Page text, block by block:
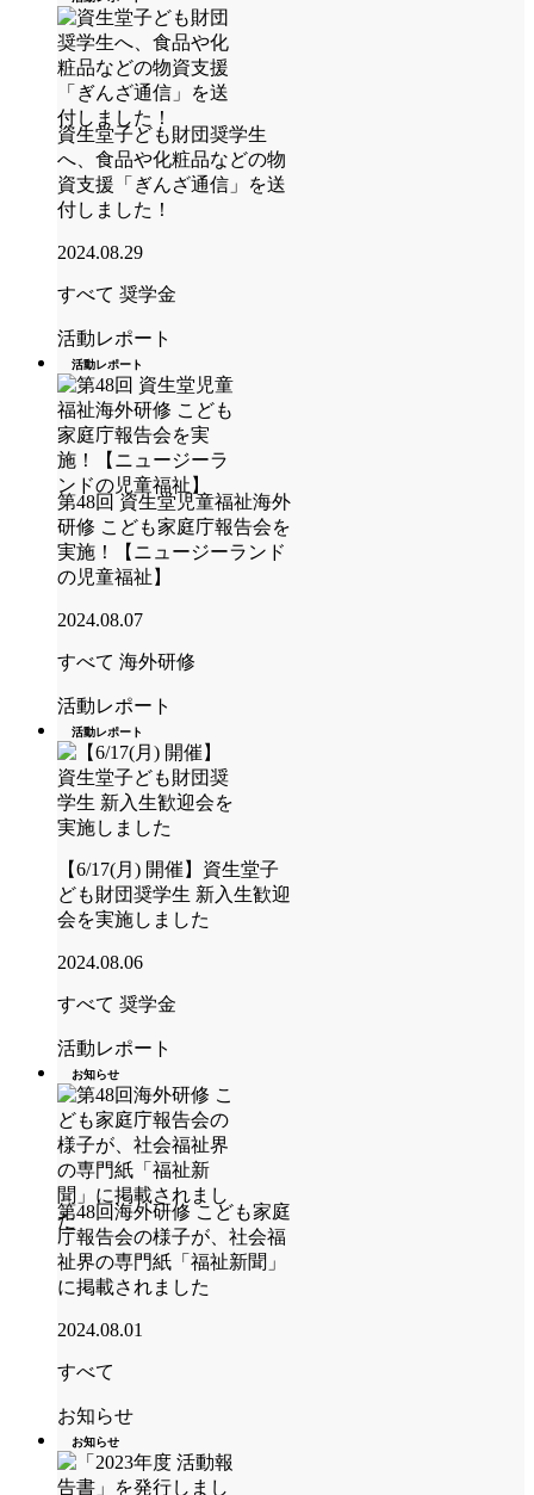
資生堂子ども財団奨学生
へ、食品や化粧品などの物
資支援「ぎんざ通信」を送
付しました！
2024.08.29
すべて 奨学金
活動レポート
活動レポート
第48回 資生堂児童福祉海外
研修 こども家庭庁報告会を
実施！【ニュージーランド
の児童福祉】
2024.08.07
すべて 海外研修
活動レポート
活動レポート
【6/17(月) 開催】資生堂子
ども財団奨学生 新入生歓迎
会を実施しました
2024.08.06
すべて 奨学金
活動レポート
お知らせ
第48回海外研修 こども家庭
庁報告会の様子が、社会福
祉界の専門紙「福祉新聞」
に掲載されました
2024.08.01
すべて
お知らせ
お知らせ